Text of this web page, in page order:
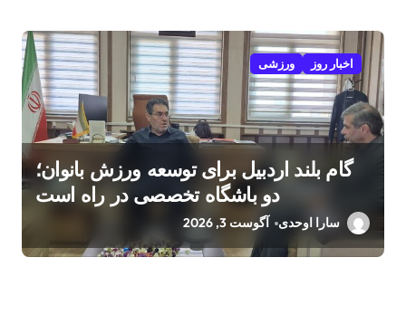
اخبار روز ورزشی
گام بلند اردبیل برای توسعه ورزش بانوان؛
دو باشگاه تخصصی در راه است
سارا اوحدی آگوست 3, 2026